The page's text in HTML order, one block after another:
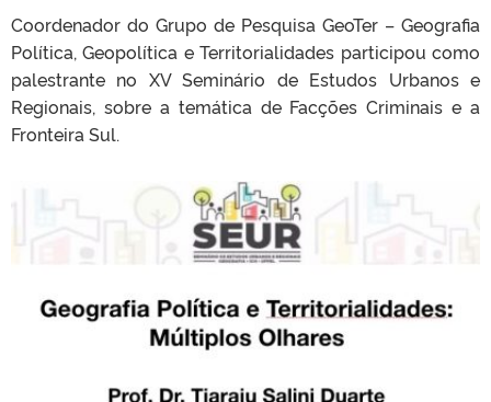
Coordenador do Grupo de Pesquisa GeoTer – Geografia
Política, Geopolítica e Territorialidades participou como
palestrante no XV Seminário de Estudos Urbanos e
Regionais, sobre a temática de Facções Criminais e a
Fronteira Sul.